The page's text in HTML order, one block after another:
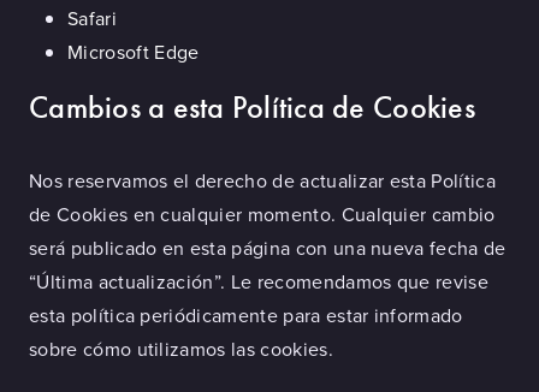
Safari
Microsoft Edge
Cambios a esta Política de Cookies
Nos reservamos el derecho de actualizar esta Política
de Cookies en cualquier momento. Cualquier cambio
será publicado en esta página con una nueva fecha de
“Última actualización”. Le recomendamos que revise
esta política periódicamente para estar informado
sobre cómo utilizamos las cookies.